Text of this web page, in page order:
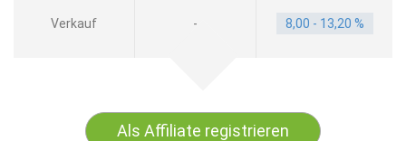
Verkauf - 8,00 - 13,20 %
Als Affiliate registrieren